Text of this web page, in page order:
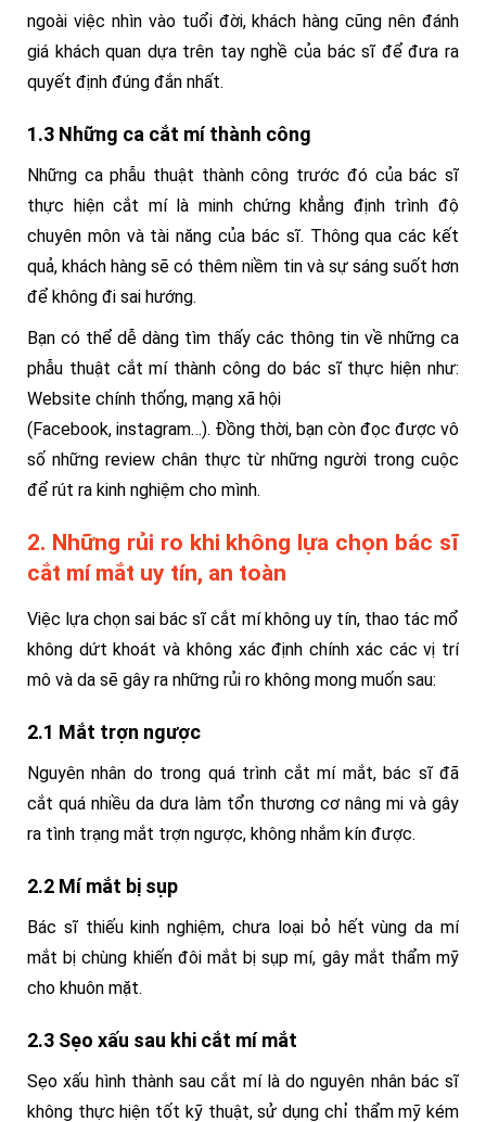
ngoài việc nhìn vào tuổi đời, khách hàng cũng nên đánh
giá khách quan dựa trên tay nghề của bác sĩ để đưa ra
quyết định đúng đắn nhất.
1.3 Những ca cắt mí thành công
Những ca phẫu thuật thành công trước đó của bác sĩ
thực hiện cắt mí là minh chứng khẳng định trình độ
chuyên môn và tài năng của bác sĩ. Thông qua các kết
quả, khách hàng sẽ có thêm niềm tin và sự sáng suốt hơn
để không đi sai hướng.
Bạn có thể dễ dàng tìm thấy các thông tin về những ca
phẫu thuật cắt mí thành công do bác sĩ thực hiện như:
Website chính thống, mạng xã hội
(Facebook, instagram…). Đồng thời, bạn còn đọc được vô
số những review chân thực từ những người trong cuộc
để rút ra kinh nghiệm cho mình.
2. Những rủi ro khi không lựa chọn bác sĩ
cắt mí mắt uy tín, an toàn
Việc lựa chọn sai bác sĩ cắt mí không uy tín, thao tác mổ
không dứt khoát và không xác định chính xác các vị trí
mô và da sẽ gây ra những rủi ro không mong muốn sau:
2.1 Mắt trợn ngược
Nguyên nhân do trong quá trình cắt mí mắt, bác sĩ đã
cắt quá nhiều da dưa làm tổn thương cơ nâng mi và gây
ra tình trạng mắt trợn ngược, không nhắm kín được.
2.2 Mí mắt bị sụp
Bác sĩ thiếu kinh nghiệm, chưa loại bỏ hết vùng da mí
mắt bị chùng khiến đôi mắt bị sụp mí, gây mắt thẩm mỹ
cho khuôn mặt.
2.3 Sẹo xấu sau khi cắt mí mắt
Sẹo xấu hình thành sau cắt mí là do nguyên nhân bác sĩ
không thực hiện tốt kỹ thuật, sử dụng chỉ thẩm mỹ kém